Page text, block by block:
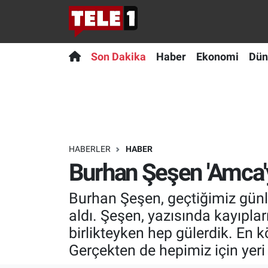
Son Dakika Haber Ekonomi
HABERLER HABER
Burhan Şeşen
Burhan Şeşen, geçtiğimiz
aldı. Şeşen, yazısında
birlikteyken hep gülerdik. En
Gerçekten de hepimiz için
Anında Manşet
Bilim ve Teknoloji Evreni
Doğa Konuşuyor
Ege Saati
Son Dakika
Teknoloji
Yayın Akışı
Nöbetçi Eczaneler
Süper Lig Puan Durumu ve Fikstür
Tüm Manşetler
Son Dakika Haberleri
Haber Arşivi